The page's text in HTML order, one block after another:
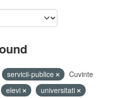
servicii-publice
Cuvinte
elevi
universitati